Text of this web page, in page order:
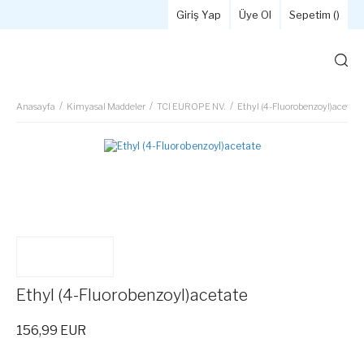
Giriş Yap Üye Ol Sepetim ()
Anasayfa Kimyasal Maddeler TCI EUROPE NV. Ethyl (4-Fluorobenzoyl)acetate
Ethyl (4-Fluorobenzoyl)acetate
156,99 EUR